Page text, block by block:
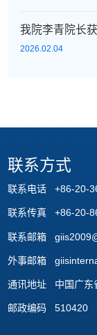
我院李青院长
2026.02.04
联系方式
联系电话 +86-20-
联系传真 +86-20-
联系邮箱
外事邮箱
通讯地址 中国广东
邮政编码 510420